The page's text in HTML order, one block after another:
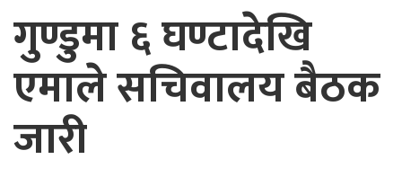
गुण्डुमा ६ घण्टादेखि
एमाले सचिवालय बैठक
जारी